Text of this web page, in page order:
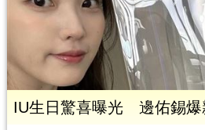
IU生日驚喜曝光 邊佑錫爆